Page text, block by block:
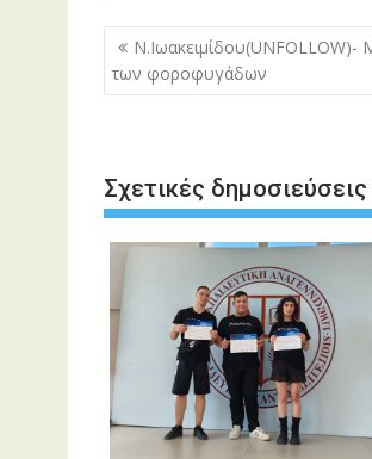
Πλοήγηση
άρθρων
Ν.Ιωακειμίδου(UNFOLLOW)-
των φοροφυγάδων
Σχετικές δημοσιεύσεις